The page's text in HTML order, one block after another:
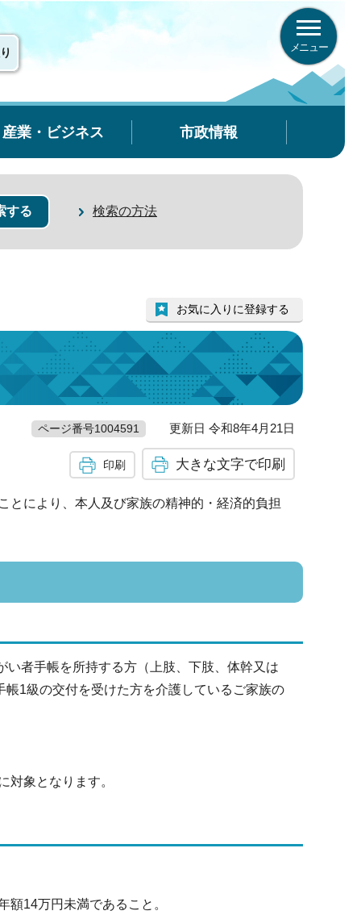
メニュー
産業・ビジネス 市政情報
検索の方法
お気に入りに登録する
ページ番号1004591 更新日 令和8年4月21日
印刷 大きな文字で印刷
により、本人及び家族の精神的・経済的負担
者手帳を所持する方（上肢、下肢、体幹又は
1級の交付を受けた方を介護しているご家族の
象となります。
14万円未満であること。